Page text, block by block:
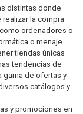
distintas donde
la compra
ordenadores o
o menaje
tiendas únicas
tendencias de
gama de ofertas y
catálogos y
y promociones en